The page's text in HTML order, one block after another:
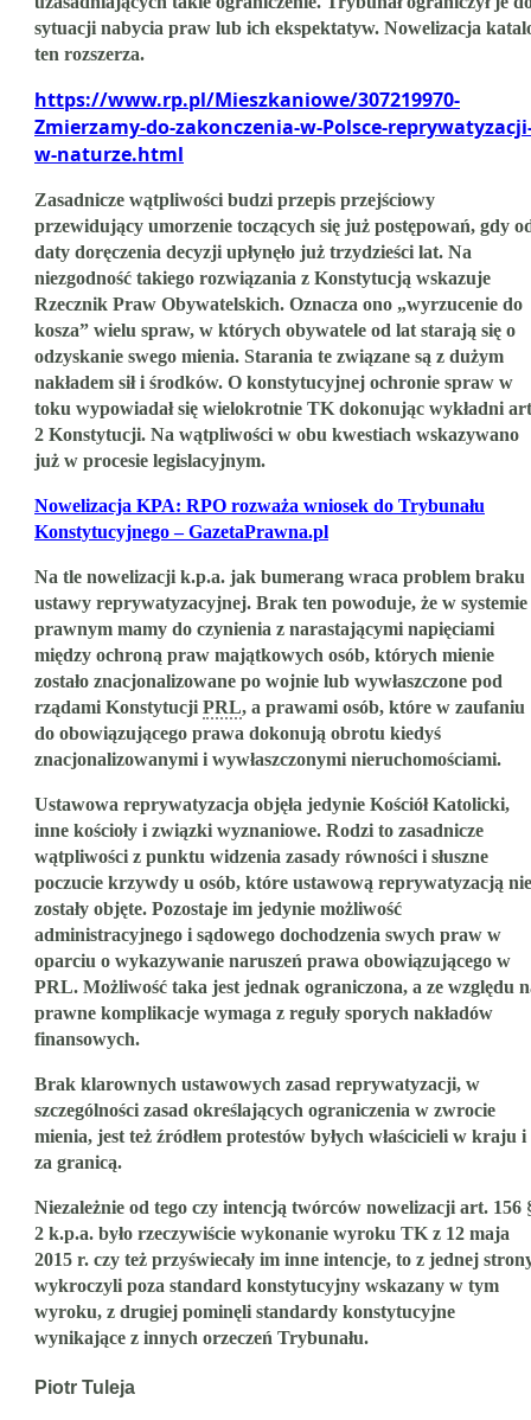
sytuacji nabycia praw lub ich ekspektatyw. Nowelizacja
ten rozszerza.
https://www.rp.pl/Mieszkaniowe/307219970-
Zmierzamy-do-zakonczenia-w-Polsce-
w-naturze.html
Zasadnicze wątpliwości budzi przepis przejściowy
przewidujący umorzenie toczących się już postępowań, gdy
daty doręczenia decyzji upłynęło już trzydzieści lat. Na
niezgodność takiego rozwiązania z Konstytucją wskazuje
Rzecznik Praw Obywatelskich. Oznacza ono „wyrzucenie do
kosza” wielu spraw, w których obywatele od lat starają się o
odzyskanie swego mienia. Starania te związane są z dużym
nakładem sił i środków. O konstytucyjnej ochronie spraw w
toku wypowiadał się wielokrotnie TK dokonując wykładni
2 Konstytucji. Na wątpliwości w obu kwestiach wskazywano
już w procesie legislacyjnym.
Nowelizacja KPA: RPO rozważa wniosek do Trybunału
Konstytucyjnego – GazetaPrawna.pl
Na tle nowelizacji k.p.a. jak bumerang wraca problem braku
ustawy reprywatyzacyjnej. Brak ten powoduje, że w systemie
prawnym mamy do czynienia z narastającymi napięciami
między ochroną praw majątkowych osób, których mienie
zostało znacjonalizowane po wojnie lub wywłaszczone pod
rządami Konstytucji PRL, a prawami osób, które w zaufaniu
do obowiązującego prawa dokonują obrotu kiedyś
znacjonalizowanymi i wywłaszczonymi nieruchomościami.
Ustawowa reprywatyzacja objęła jedynie Kościół Katolicki,
inne kościoły i związki wyznaniowe. Rodzi to zasadnicze
wątpliwości z punktu widzenia zasady równości i słuszne
poczucie krzywdy u osób, które ustawową reprywatyzacją nie
zostały objęte. Pozostaje im jedynie możliwość
administracyjnego i sądowego dochodzenia swych praw w
oparciu o wykazywanie naruszeń prawa obowiązującego w
PRL. Możliwość taka jest jednak ograniczona, a ze względu
prawne komplikacje wymaga z reguły sporych nakładów
finansowych.
Brak klarownych ustawowych zasad reprywatyzacji, w
szczególności zasad określających ograniczenia w zwrocie
mienia, jest też źródłem protestów byłych właścicieli w kraju i
za granicą.
Niezależnie od tego czy intencją twórców nowelizacji art. 156
2 k.p.a. było rzeczywiście wykonanie wyroku TK z 12 maja
2015 r. czy też przyświecały im inne intencje, to z jednej
wykroczyli poza standard konstytucyjny wskazany w tym
wyroku, z drugiej pominęli standardy konstytucyjne
wynikające z innych orzeczeń Trybunału.
Piotr Tuleja